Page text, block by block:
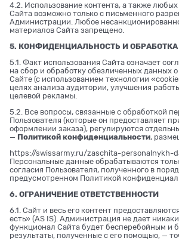
4.2. Использование контента, а также
Сайта возможно только с письменного
Администрации. Любое
материалов Сайта запрещено.
5. КОНФИДЕНЦИАЛЬНОСТЬ И
5.1. Факт использования Сайта означает
на сбор и обработку обезличенных данных о
Сайте (с использованием технологии
целях анализа аудитории, улучшения
целевой рекламы.
5.2. Все вопросы, связанные с обработкой
Пользователя (которые он предоставляет
оформлении заказа), регулируются
— Политикой конфиденциальности,
https://swissarmy.ru/zaschita-personalnykh-
Персональные данные обрабатываются
согласия Пользователя, полученного в
предусмотренном Политикой
6. ОГРАНИЧЕНИЕ ОТВЕТСТВЕННОСТИ
6.1. Сайт и весь его контент
есть» (AS IS). Администрация не дает
функционал Сайта будет бесперебойным и
результаты, полученные с его помощью, —